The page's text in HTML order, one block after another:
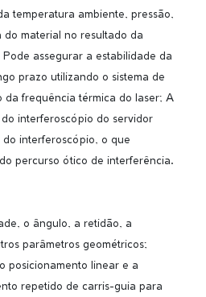
temperatura ambiente, pressão,
material no resultado da
assegurar a estabilidade da
prazo utilizando o sistema de
da frequência térmica do laser; A
interferoscópio do servidor
interferoscópio, o que
percurso ótico de interferência.
o ângulo, a retidão, a
parâmetros geométricos;
posicionamento linear e a
repetido de carris-guia para